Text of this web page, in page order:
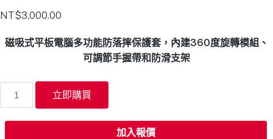
NT$3,000.00
磁吸式平板電腦多功能防落摔保護套，內建360度旋轉模組、
可調節手握帶和防滑支架
立即購買
加入報價